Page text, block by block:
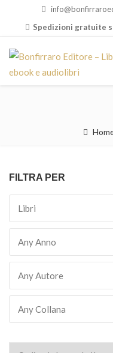
Spedizioni gratuite
FILTRA PER